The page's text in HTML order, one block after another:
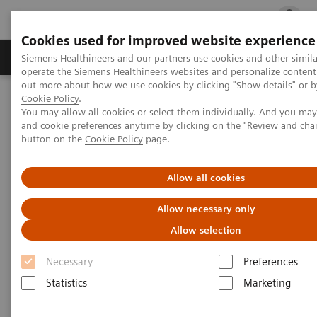
Cookies used for improved website experience
Siemens Healthineers and our partners use cookies and other
operate the Siemens Healthineers websites and personalize
out more about how we use cookies by clicking "Show details" or
Cookie Policy.
You may allow all cookies or select them individually. And you
and cookie preferences anytime by clicking on the "Review and
button on the Cookie Policy page.
Allow all cookies
Allow necessary only
Allow selection
Necessary
Preferences
Statistics
Marketing
Produits & services Support & formations
Accueil
Nos services en diagnostic de laboratoire
Accréditation des laboratoires
Gestion documentaire